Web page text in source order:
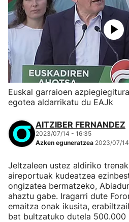
Euskal garraioen
egotea aldarrikatu du EAJk
AITZIBER FERNANDEZ
2023/07/14 - 16:35
Azken eguneratzea 2023/07/
Jeltzaleen ustez aldiriko
aireportuak kudeatzea
ongizatea bermatzeko,
ahaztu gabe. Iragarri dute
emaitza onak ikusita,
bat bultzatuko dutela 500.000